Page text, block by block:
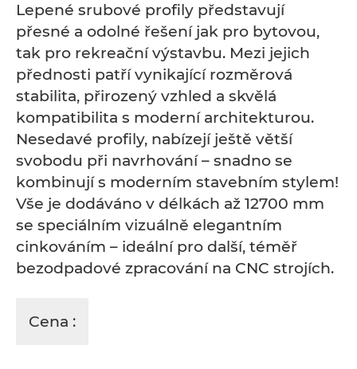
Lepené srubové profily představují
přesné a odolné řešení jak pro bytovou,
tak pro rekreační výstavbu. Mezi jejich
přednosti patří vynikající rozměrová
stabilita, přirozený vzhled a skvělá
kompatibilita s moderní architekturou.
Nesedavé profily, nabízejí ještě větší
svobodu při navrhování – snadno se
kombinují s moderním stavebním stylem!
Vše je dodáváno v délkách až 12700 mm
se speciálním vizuálně elegantním
cinkováním – ideální pro další, téměř
bezodpadové zpracování na CNC strojích.
Cena :